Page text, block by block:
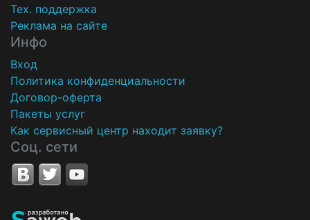
Тех. поддержка
Реклама на сайте
Инфо
Вход
Политика конфиденциальности
Договор-оферта
Пакеты услуг
Как сервисный центр находит заявку?
Соц. сети